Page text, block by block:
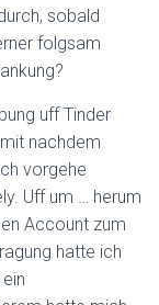
sobald
folgsam
uff Tinder
nachdem
vorgehe
Uff um … herum
Account zum
hatte ich